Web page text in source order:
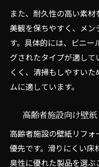
壁紙リフォームな
壁紙リフォー
由
リフォーム後
住環境を整え
リフォームで
兵庫県高砂市で利
リフォーム時
高砂市の壁紙
また、耐久性の高い素
美観を保ちやすく、メ
す。具体的には、ビニー
グされたタイプが適し
くく、清掃もしやすい
ムに適しています。
高齢者施設向け壁
高齢者施設の壁紙リフ
優先です。滑りにくい
臭性に優れた製品を選ぶ